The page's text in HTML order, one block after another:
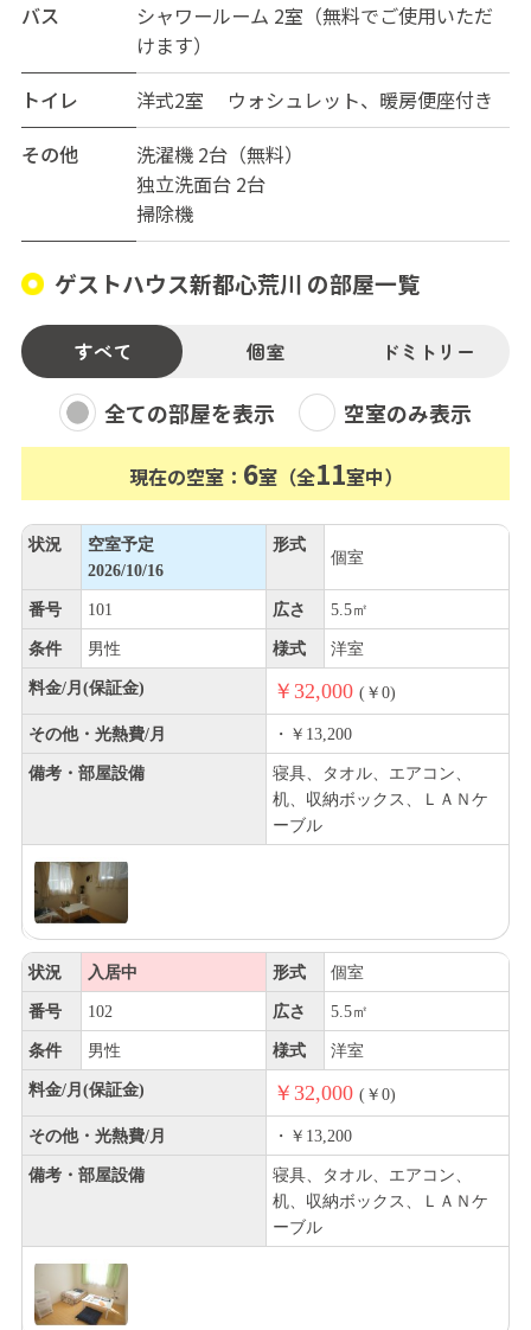
バス
シャワールーム 2室（無料でご使用いただ
けます）
トイレ
洋式2室 ウォシュレット、暖房便座付き
その他
洗濯機 2台（無料）
独立洗面台 2台
掃除機
ゲストハウス新都心荒川 の部屋一覧
すべて 個室 ドミトリー
全ての部屋を表示 空室のみ表示
現在の空室： 6室（全11室中）
状況
空室予定
2026/10/16
形式
個室
番号 101 広さ 5.5㎡
条件 男性 様式 洋室
料金/月(保証金) ￥32,000 (￥0)
その他・光熱費/月 ・￥13,200
備考・部屋設備
寝具、タオル、エアコン、
机、収納ボックス、ＬＡＮケ
ーブル
状況 入居中 形式 個室
番号 102 広さ 5.5㎡
条件 男性 様式 洋室
料金/月(保証金) ￥32,000 (￥0)
その他・光熱費/月 ・￥13,200
備考・部屋設備
寝具、タオル、エアコン、
机、収納ボックス、ＬＡＮケ
ーブル